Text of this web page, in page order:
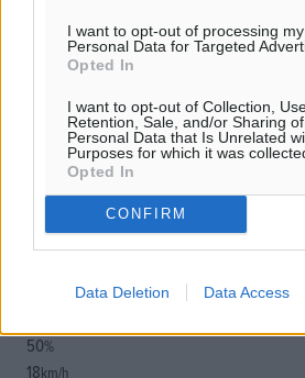
I want to opt-out of processing my
Personal Data for Targeted
Opted In
I want to opt-out of Collection,
Retention, Sale, and/or Sharing
Personal Data that Is Unrelated
Purposes for which it was
Opted In
CONFIRM
Data Deletion Data Access
Για την μερική αναπαραγωγή της
ιστοσελίδες είναι απαραίτητη η
της Δημοκρατικής.
50%
18km/h